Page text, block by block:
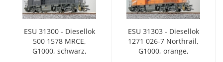
ESU 31300 - Diesellok
500 1578 MRCE,
G1000, schwarz,
ESU 31303 - Diesellok
1271 026-7 Northrail,
G1000, orange,